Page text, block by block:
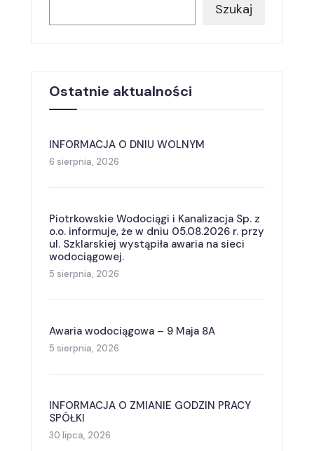
Szukaj
Ostatnie aktualności
INFORMACJA O DNIU WOLNYM
6 sierpnia, 2026
Piotrkowskie Wodociągi i Kanalizacja Sp. z
o.o. informuje, że w dniu 05.08.2026 r. przy
ul. Szklarskiej wystąpiła awaria na sieci
wodociągowej.
5 sierpnia, 2026
Awaria wodociągowa – 9 Maja 8A
5 sierpnia, 2026
INFORMACJA O ZMIANIE GODZIN PRACY
SPÓŁKI
30 lipca, 2026